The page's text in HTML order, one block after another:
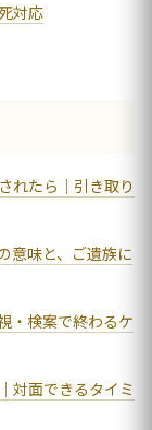
対応
れたら｜引き取り
意味と、ご遺族に
・検案で終わるケ
対面できるタイミ